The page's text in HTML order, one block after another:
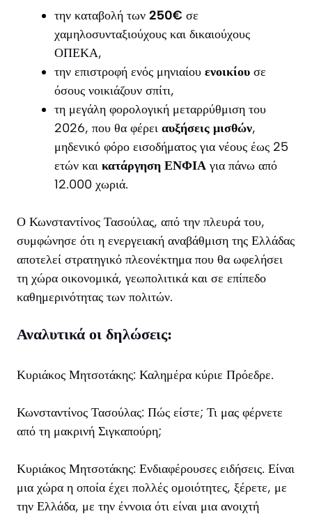
την καταβολή των 250€ σε
χαμηλοσυνταξιούχους και δικαιούχους
ΟΠΕΚΑ,
την επιστροφή ενός μηνιαίου ενοικίου σε
όσους νοικιάζουν σπίτι,
τη μεγάλη φορολογική μεταρρύθμιση του
2026, που θα φέρει αυξήσεις μισθών,
μηδενικό φόρο εισοδήματος για νέους έως 25
ετών και κατάργηση ΕΝΦΙΑ για πάνω από
12.000 χωριά.
Ο Κωνσταντίνος Τασούλας, από την πλευρά του,
συμφώνησε ότι η ενεργειακή αναβάθμιση της Ελλάδας
αποτελεί στρατηγικό πλεονέκτημα που θα ωφελήσει
τη χώρα οικονομικά, γεωπολιτικά και σε επίπεδο
καθημερινότητας των πολιτών.
Αναλυτικά οι δηλώσεις:
Κυριάκος Μητσοτάκης: Καλημέρα κύριε Πρόεδρε.
Κωνσταντίνος Τασούλας: Πώς είστε; Τι μας φέρνετε
από τη μακρινή Σιγκαπούρη;
Κυριάκος Μητσοτάκης: Ενδιαφέρουσες ειδήσεις. Είναι
μια χώρα η οποία έχει πολλές ομοιότητες, ξέρετε, με
την Ελλάδα, με την έννοια ότι είναι μια ανοιχτή